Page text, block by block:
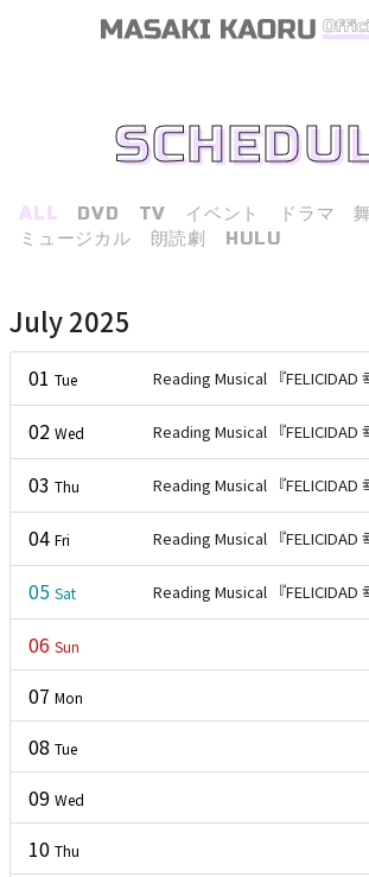
ALL DVD TV イベント ドラマ
ミュージカル
朗読劇 HULU
July 2025
01 Tue Reading Musical 『FELICIDAD
02 Wed Reading Musical 『FELICIDAD
03 Thu Reading Musical 『FELICIDAD
04 Fri Reading Musical 『FELICIDAD
05 Sat Reading Musical 『FELICIDAD
06 Sun
07 Mon
08 Tue
09 Wed
10 Thu